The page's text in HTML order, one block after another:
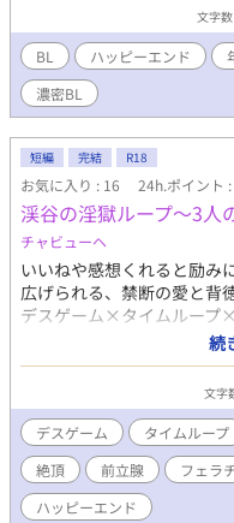
いて―― 「巽さん、俺が結
が全部、巽さんの理想を
すか！? 執着系策士大学生
内ラブ。
文字
BL ハッピーエンド
濃密BL
短編 完結 R18
お気に入り : 16 24h.ポイント
渓谷の淫獄ループ～3人
チャビューヘ
いいねや感想くれると励み
広げられる、禁断の愛と背
デスゲーム×タイムループ
限状況における男性同士の
ーンと心理描写で、読者を
情に昇華していく過程が
笑顔）：表面的には人当た
最も複雑な内面を持つ 昌
厚い元暴力事件の加害者。
（ピアス・冷静）：歪んだ
ールだが最後は愛に目覚め
続
文字
デスゲーム タイムループ
絶頂
前立腺
フェラ
ハッピーエンド